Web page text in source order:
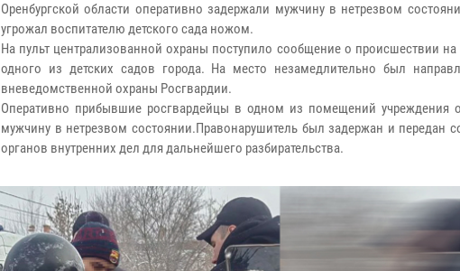
Оренбургской области оперативно задержали мужчину в нетрезвом
угрожал воспитателю детского сада ножом.
На пульт централизованной охраны поступило сообщение о происшествии на
одного из детских садов города. На место незамедлительно был
вневедомственной охраны Росгвардии.
Оперативно прибывшие росгвардейцы в одном из помещений учреждения
мужчину в нетрезвом состоянии.Правонарушитель был задержан и передан
органов внутренних дел для дальнейшего разбирательства.